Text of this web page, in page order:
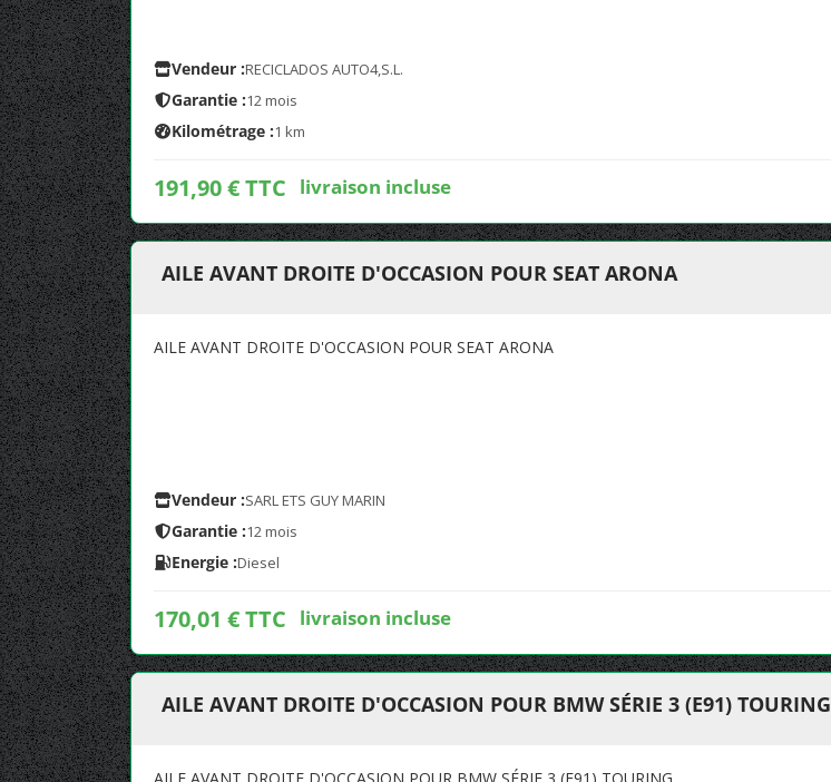
Vendeur :RECICLADOS AUTO4,S.L.
Garantie :12 mois
Kilométrage :1 km
191,90 € TTC livraison incluse
AILE AVANT DROITE D'OCCASION POUR SEAT ARONA
AILE AVANT DROITE D'OCCASION POUR SEAT ARONA
Vendeur :SARL ETS GUY MARIN
Garantie :12 mois
Energie :Diesel
170,01 € TTC livraison incluse
AILE AVANT DROITE D'OCCASION POUR BMW SÉRIE 3 (E91) TOURING